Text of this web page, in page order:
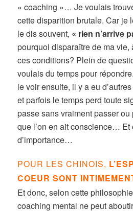
« coaching »… Je voulais
cette disparition brutale. Car je
le dis souvent, « rien n’arrive
pourquoi disparaître de ma vie,
ces conditions? Plein de
voulais du temps pour
le voir ensuite, il y a eu
et parfois le temps perd toute
passe sans vraiment passer
que l’on en ait conscience… Et
d’importance…
POUR LES CHINOIS,
COEUR SONT
Et donc, selon cette
coaching mental ne peut